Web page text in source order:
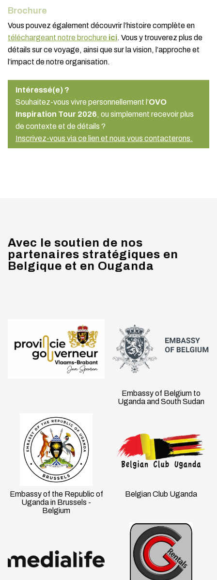
Brochure
Vous pouvez également découvrir l’histoire complète en
téléchargeant notre brochure ici. Vous y trouverez plus de
détails sur ce voyage, ainsi que sur la vision, l’approche et
l’impact de notre organisation.
Intéressé(e) ?
Souhaitez-vous vivre personnellement l’OVO
Inspiration Tour 2026, ou simplement recevoir plus
de contexte et de détails ?
Inscrivez-vous via ce lien et nous vous contacterons.
Avec le soutien de nos
partenaires stratégiques en
Belgique et en Ouganda
Embassy of Belgium to
Uganda and South Sudan
Embassy of the Republic of
Uganda in Brussels -
Belgium
Belgian Club Uganda